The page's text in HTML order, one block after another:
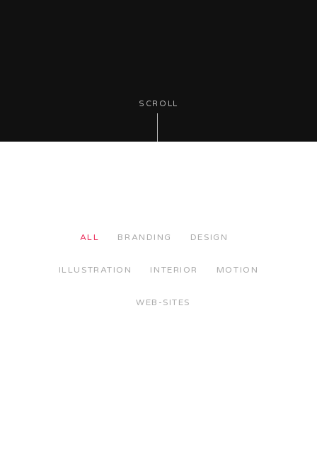
SCROLL
ALL BRANDING DESIGN
ILLUSTRATION INTERIOR MOTION
WEB-SITES